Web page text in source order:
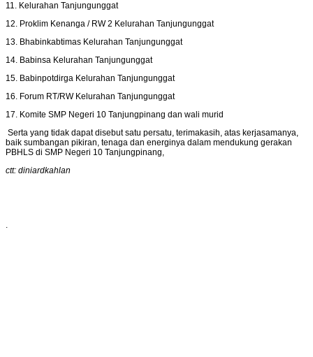
11. Kelurahan Tanjungunggat
12. Proklim Kenanga / RW 2 Kelurahan Tanjungunggat
13. Bhabinkabtimas Kelurahan Tanjungunggat
14. Babinsa Kelurahan Tanjungunggat
15. Babinpotdirga Kelurahan Tanjungunggat
16. Forum RT/RW Kelurahan Tanjungunggat
17. Komite SMP Negeri 10 Tanjungpinang dan wali murid
Serta yang tidak dapat disebut satu persatu, terimakasih, atas kerjasamanya,
baik sumbangan pikiran, tenaga dan energinya dalam mendukung gerakan
PBHLS di SMP Negeri 10 Tanjungpinang,
ctt: diniardkahlan
.